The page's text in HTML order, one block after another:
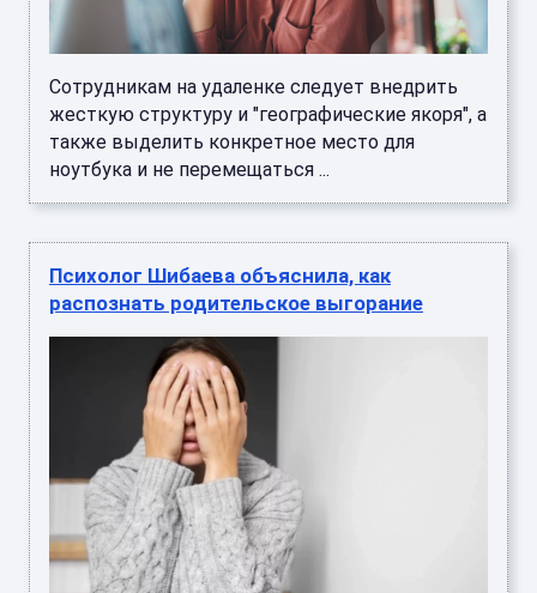
Сотрудникам на удаленке следует внедрить
жесткую структуру и "географические якоря", а
также выделить конкретное место для
ноутбука и не перемещаться ...
Психолог Шибаева объяснила, как
распознать родительское выгорание